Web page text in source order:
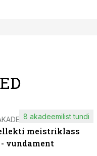
meistriklass
vundament
8 akadeemilist tundi